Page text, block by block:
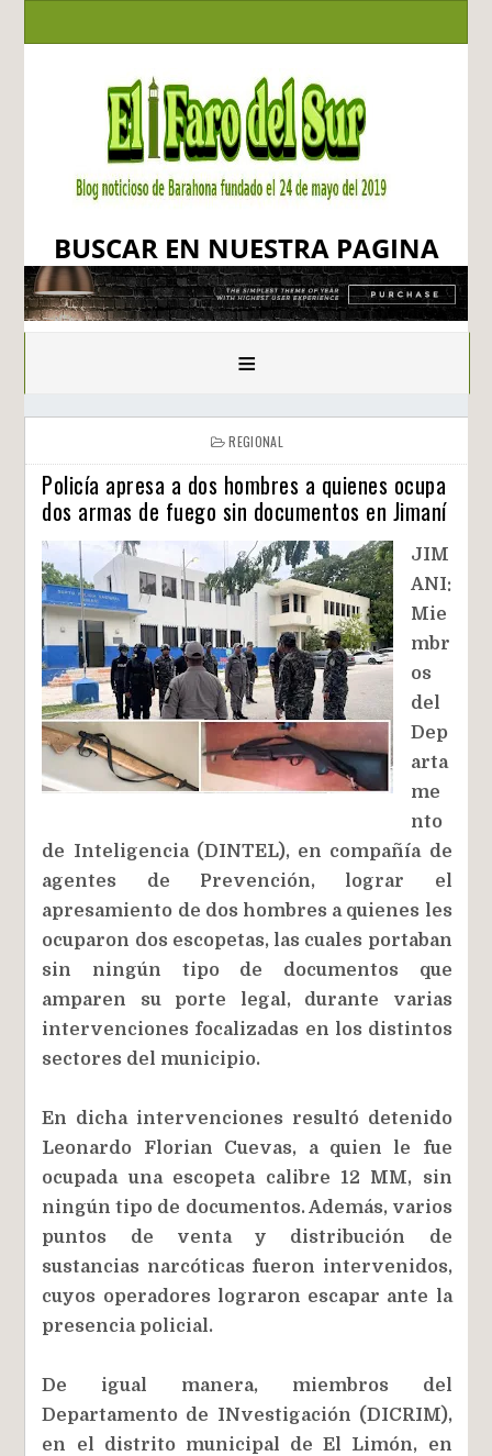
BUSCAR EN NUESTRA PAGINA
≡
REGIONAL
Policía apresa a dos hombres a quienes ocupa
dos armas de fuego sin documentos en Jimaní
JIM
ANI:
Mie
mbr
os
del
Dep
arta
me
nto
de Inteligencia (DINTEL), en compañía de
agentes de Prevención, lograr el
apresamiento de dos hombres a quienes les
ocuparon dos escopetas, las cuales portaban
sin ningún tipo de documentos que
amparen su porte legal, durante varias
intervenciones focalizadas en los distintos
sectores del municipio.
En dicha intervenciones resultó detenido
Leonardo Florian Cuevas, a quien le fue
ocupada una escopeta calibre 12 MM, sin
ningún tipo de documentos. Además, varios
puntos de venta y distribución de
sustancias narcóticas fueron intervenidos,
cuyos operadores lograron escapar ante la
presencia policial.
De igual manera, miembros del
Departamento de INvestigación (DICRIM),
en el distrito municipal de El Limón, en